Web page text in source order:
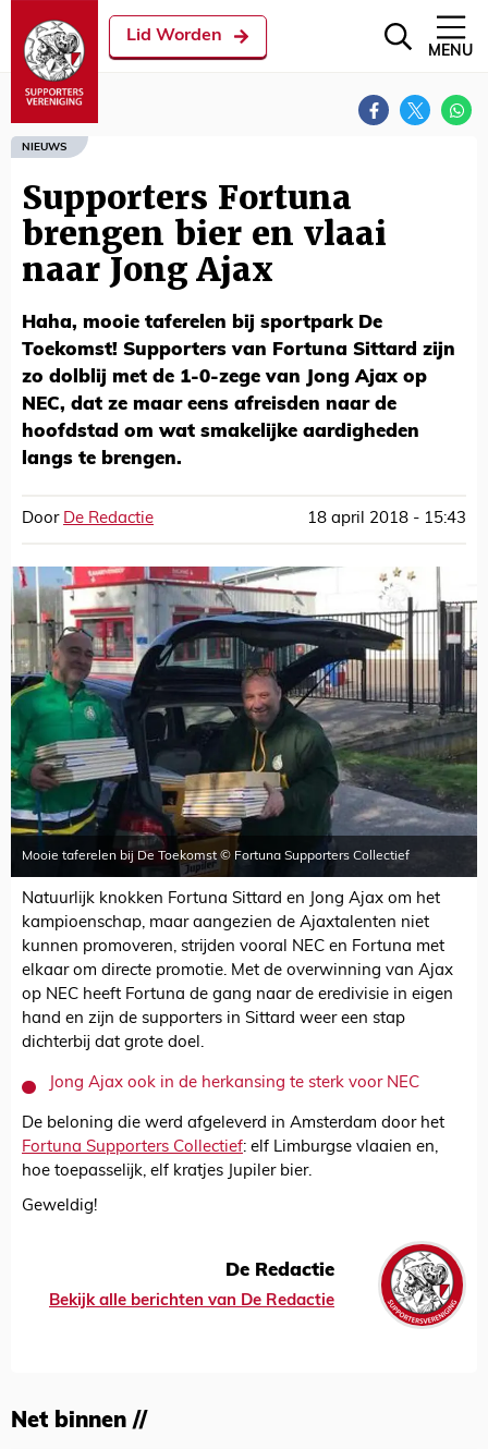
Lid Worden
MENU
NIEUWS
Supporters Fortuna
brengen bier en vlaai
naar Jong Ajax
Haha, mooie taferelen bij sportpark De
Toekomst! Supporters van Fortuna Sittard zijn
zo dolblij met de 1-0-zege van Jong Ajax op
NEC, dat ze maar eens afreisden naar de
hoofdstad om wat smakelijke aardigheden
langs te brengen.
Door De Redactie 18 april 2018 - 15:43
Mooie taferelen bij De Toekomst © Fortuna Supporters Collectief
Natuurlijk knokken Fortuna Sittard en Jong Ajax om het
kampioenschap, maar aangezien de Ajaxtalenten niet
kunnen promoveren, strijden vooral NEC en Fortuna met
elkaar om directe promotie. Met de overwinning van Ajax
op NEC heeft Fortuna de gang naar de eredivisie in eigen
hand en zijn de supporters in Sittard weer een stap
dichterbij dat grote doel.
Jong Ajax ook in de herkansing te sterk voor NEC
De beloning die werd afgeleverd in Amsterdam door het
Fortuna Supporters Collectief: elf Limburgse vlaaien en,
hoe toepasselijk, elf kratjes Jupiler bier.
Geweldig!
De Redactie
Bekijk alle berichten van De Redactie
Net binnen //